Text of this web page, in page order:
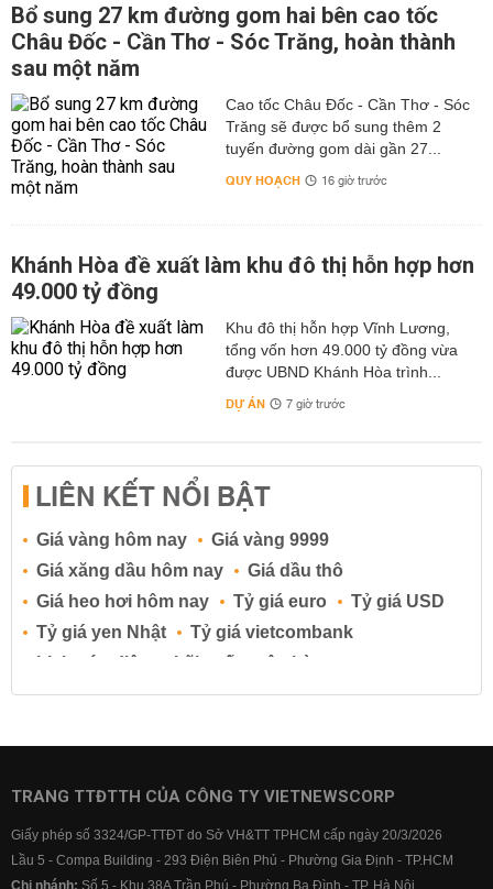
Bổ sung 27 km đường gom hai bên cao tốc
Châu Đốc - Cần Thơ - Sóc Trăng, hoàn thành
sau một năm
Cao tốc Châu Đốc - Cần Thơ - Sóc
Trăng sẽ được bổ sung thêm 2
tuyến đường gom dài gần 27...
QUY HOẠCH 16 giờ trước
Khánh Hòa đề xuất làm khu đô thị hỗn hợp hơn
49.000 tỷ đồng
Khu đô thị hỗn hợp Vĩnh Lương,
tổng vốn hơn 49.000 tỷ đồng vừa
được UBND Khánh Hòa trình...
DỰ ÁN 7 giờ trước
LIÊN KẾT NỔI BẬT
Giá vàng hôm nay
Giá vàng 9999
Giá xăng dầu hôm nay
Giá dầu thô
Giá heo hơi hôm nay
Tỷ giá euro
Tỷ giá USD
Tỷ giá yen Nhật
Tỷ giá vietcombank
Lịch cúp điện
Lãi suất ngân hàng
Lãi suất tiết kiệm
Lãi suất tiền gửi
Lãi suất ngân hàng BIDV
Lãi suất ngân hàng Vietcombank
TRANG TTĐTTH CỦA CÔNG TY VIETNEWSCORP
Giấy phép số 3324/GP-TTĐT do Sở VH&TT TPHCM cấp ngày 20/3/2026
Lầu 5 - Compa Building - 293 Điện Biên Phủ - Phường Gia Định - TP.HCM